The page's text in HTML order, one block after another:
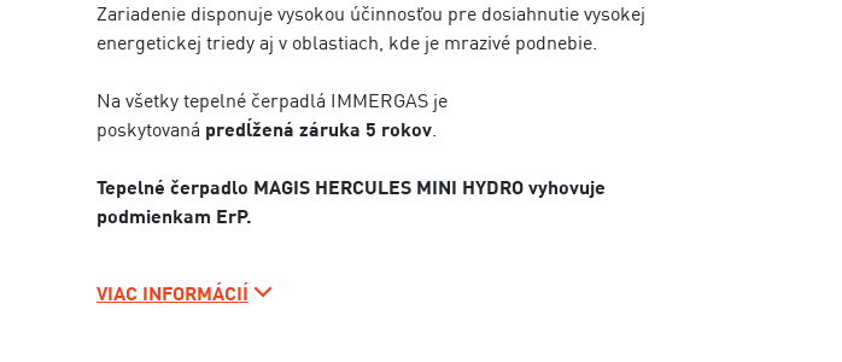
Zariadenie disponuje vysokou účinnosťou pre dosiahnutie vysokej
energetickej triedy aj v oblastiach, kde je mrazivé podnebie.
Na všetky tepelné čerpadlá IMMERGAS je
poskytovaná predĺžená záruka 5 rokov.
Tepelné čerpadlo MAGIS HERCULES MINI HYDRO vyhovuje
podmienkam ErP.
VIAC INFORMÁCIÍ